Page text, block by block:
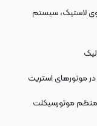
لاستیک، سیستم
موتورهای استریت
منظم موتورسیکلت